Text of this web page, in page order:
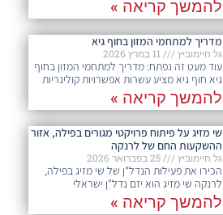
להמשך קריאה »
מדריך למתחמי המזון בחוף גיא
גל חיימוביץ
עוד מעט זה נפתח: מדריך למתחמי המזון בחוף
גיא חוף גיא מציע עשרות אפשרויות קולינריות
להמשך קריאה »
שי מזיג על פיתוח פרויקטי מגורים בפילה, אזור
ההשקעות החם של לרנקה
גל חיימוביץ
הכירו את פעילות הנדל"ן של שי מזיג בפילה,
לרנקה שי מזיג הוא יזם נדל"ן ישראלי
להמשך קריאה »